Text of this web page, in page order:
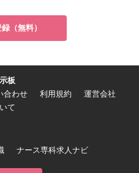
（無料）
板
合わせ 利用規約
運営会社
て
ナース専科求人ナビ